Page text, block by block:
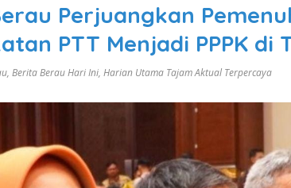
Perjuangkan
PTT Menjadi PPPK di
, Berita Berau Hari Ini, Harian Utama Tajam Aktual Terpercaya